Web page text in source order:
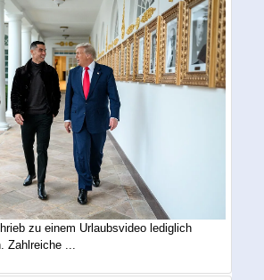
zu einem Urlaubsvideo lediglich
Zahlreiche ...